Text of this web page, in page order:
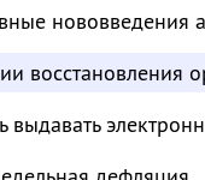
нововведения
восстановления
выдавать